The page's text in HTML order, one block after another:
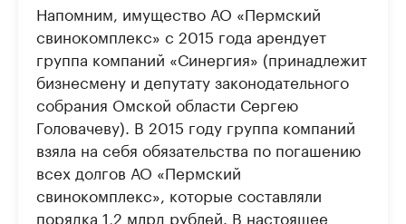
Напомним, имущество АО «Пермский
свинокомплекс» с 2015 года арендует
группа компаний «Синергия» (принадлежит
бизнесмену и депутату законодательного
собрания Омской области Сергею
Головачеву). В 2015 году группа компаний
взяла на себя обязательства по погашению
всех долгов АО «Пермский
свинокомплекс», которые составляли
порядка 1,2 млрд рублей. В настоящее